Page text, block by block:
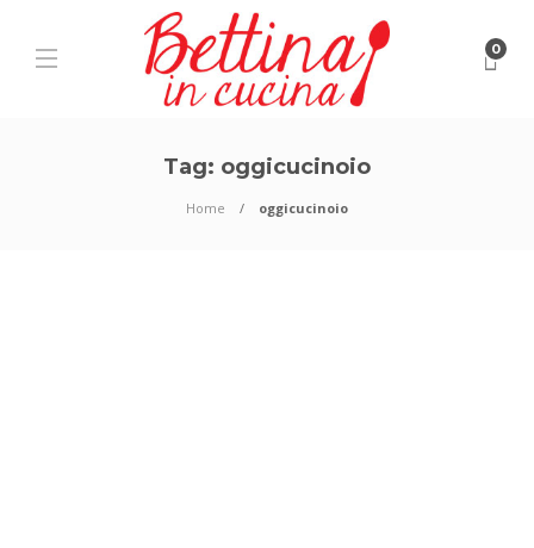
0
Tag: oggicucinoio
Home oggicucinoio